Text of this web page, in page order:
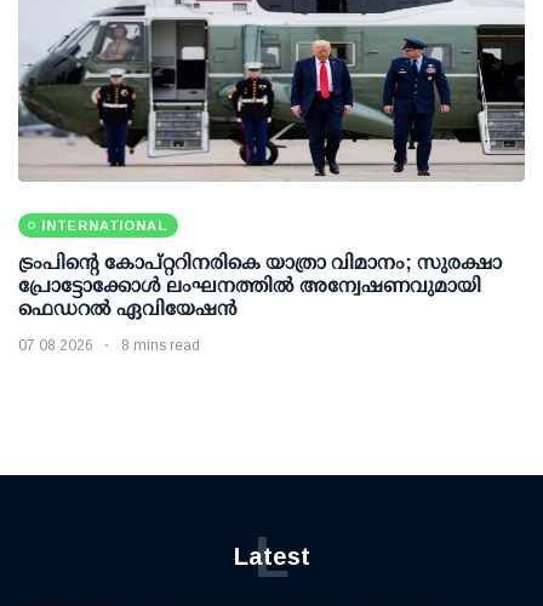
INTERNATIONAL
ട്രംപിന്റെ കോപ്റ്ററിനരികെ യാത്രാ വിമാനം; സുരക്ഷാ
പ്രോട്ടോക്കോള്‍ ലംഘനത്തില്‍ അന്വേഷണവുമായി
ഫെഡറല്‍ ഏവിയേഷന്‍
07 08 2026 8 mins read
Latest
L